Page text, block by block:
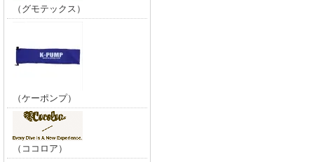
（グモテックス）
（ケーポンプ）
（ココロア）